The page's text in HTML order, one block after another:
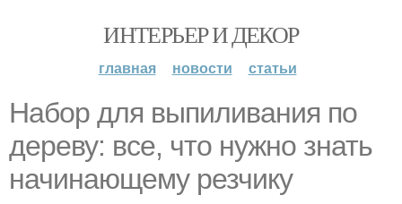
ИНТЕРЬЕР И ДЕКОР
главная новости статьи
Набор для выпиливания по
дереву: все, что нужно знать
начинающему резчику